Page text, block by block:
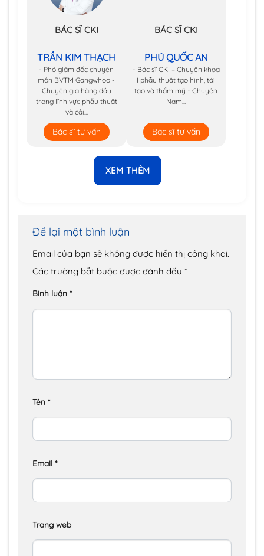
BÁC SĨ CKI
TRẦN KIM THẠCH
- Phó giám đốc chuyên
môn BVTM Gangwhoo -
Chuyên gia hàng đầu
trong lĩnh vực phẫu thuật
và cải...
Bác sĩ tư vấn
BÁC SĨ CKI
PHÚ QUỐC AN
- Bác sĩ CKI – Chuyên khoa
I phẫu thuật tạo hình, tái
tạo và thẩm mỹ - Chuyên
Nam...
Bác sĩ tư vấn
XEM THÊM
Để lại một bình luận
Email của bạn sẽ không được hiển thị công khai.
Các trường bắt buộc được đánh dấu *
Bình luận *
Tên *
Email *
Trang web